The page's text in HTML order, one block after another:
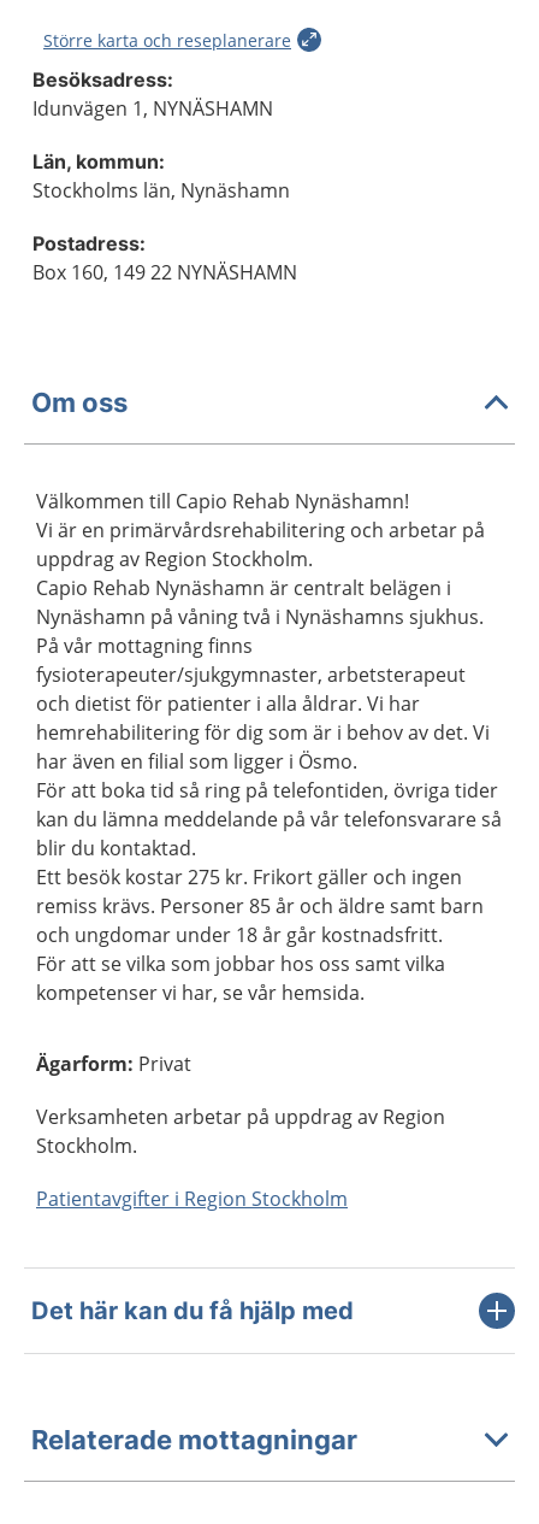
Större karta och reseplanerare
Besöksadress:
Idunvägen 1, NYNÄSHAMN
Län, kommun:
Stockholms län, Nynäshamn
Postadress:
Box 160, 149 22 NYNÄSHAMN
Om oss
Välkommen till Capio Rehab Nynäshamn!
Vi är en primärvårdsrehabilitering och arbetar på
uppdrag av Region Stockholm.
Capio Rehab Nynäshamn är centralt belägen i
Nynäshamn på våning två i Nynäshamns sjukhus.
På vår mottagning finns
fysioterapeuter/sjukgymnaster, arbetsterapeut
och dietist för patienter i alla åldrar. Vi har
hemrehabilitering för dig som är i behov av det. Vi
har även en filial som ligger i Ösmo.
För att boka tid så ring på telefontiden, övriga tider
kan du lämna meddelande på vår telefonsvarare så
blir du kontaktad.
Ett besök kostar 275 kr. Frikort gäller och ingen
remiss krävs. Personer 85 år och äldre samt barn
och ungdomar under 18 år går kostnadsfritt.
För att se vilka som jobbar hos oss samt vilka
kompetenser vi har, se vår hemsida.
Ägarform: Privat
Verksamheten arbetar på uppdrag av Region
Stockholm.
Patientavgifter i Region Stockholm
Det här kan du få hjälp med
Relaterade mottagningar